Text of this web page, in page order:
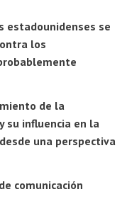
estadounidenses se
los
de la
su influencia en la
una perspectiva
comunicación